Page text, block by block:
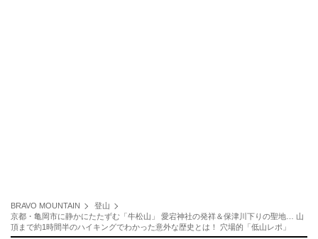
BRAVO MOUNTAIN
登山
京都・亀岡市に静かにたたずむ「牛松山」 愛宕神社の発祥＆保津川下りの聖地… 山
頂まで約1時間半のハイキングでわかった意外な歴史とは！ 穴場的「低山レポ」